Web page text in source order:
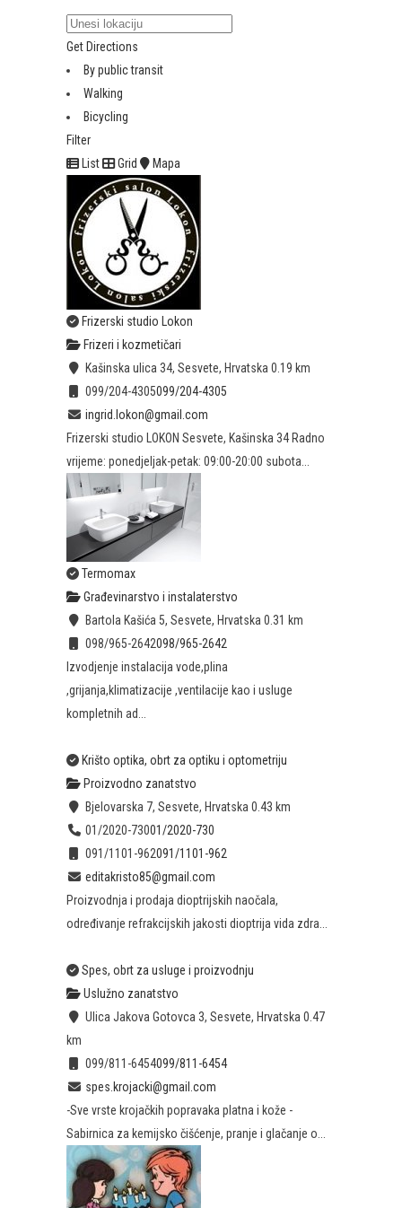
Get Directions
By public transit
Walking
Bicycling
Filter
List
Grid Mapa
Frizerski studio Lokon
Frizeri i kozmetičari
Kašinska ulica 34, Sesvete, Hrvatska 0.19 km
099/204-4305099/204-4305
ingrid.lokon@gmail.com
Frizerski studio LOKON Sesvete, Kašinska 34 Radno
vrijeme: ponedjeljak-petak: 09:00-20:00 subota...
Termomax
Građevinarstvo i instalaterstvo
Bartola Kašića 5, Sesvete, Hrvatska 0.31 km
098/965-2642098/965-2642
Izvodjenje instalacija vode,plina
,grijanja,klimatizacije ,ventilacije kao i usluge
kompletnih ad...
Krišto optika, obrt za optiku i optometriju
Proizvodno zanatstvo
Bjelovarska 7, Sesvete, Hrvatska 0.43 km
01/2020-73001/2020-730
091/1101-962091/1101-962
editakristo85@gmail.com
Proizvodnja i prodaja dioptrijskih naočala,
određivanje refrakcijskih jakosti dioptrija vida zdra...
Spes, obrt za usluge i proizvodnju
Uslužno zanatstvo
Ulica Jakova Gotovca 3, Sesvete, Hrvatska 0.47
km
099/811-6454099/811-6454
spes.krojacki@gmail.com
-Sve vrste krojačkih popravaka platna i kože -
Sabirnica za kemijsko čišćenje, pranje i glačanje o...